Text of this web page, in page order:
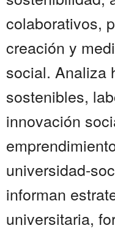
colaborativos,
creación y
social. Analiza
sostenibles,
innovación
universidad-
informan
universitaria,